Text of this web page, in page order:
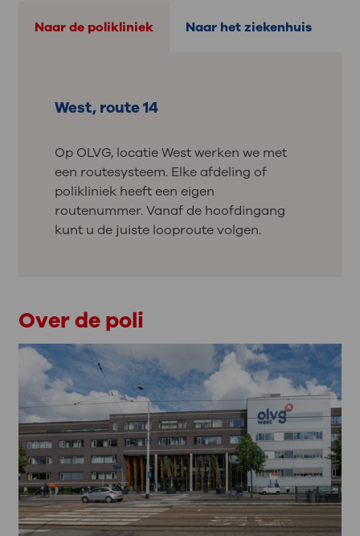
Naar de polikliniek Naar het ziekenhuis
West, route 14
Op OLVG, locatie West werken we met
een routesysteem. Elke afdeling of
polikliniek heeft een eigen
routenummer. Vanaf de hoofdingang
kunt u de juiste looproute volgen.
Over de poli